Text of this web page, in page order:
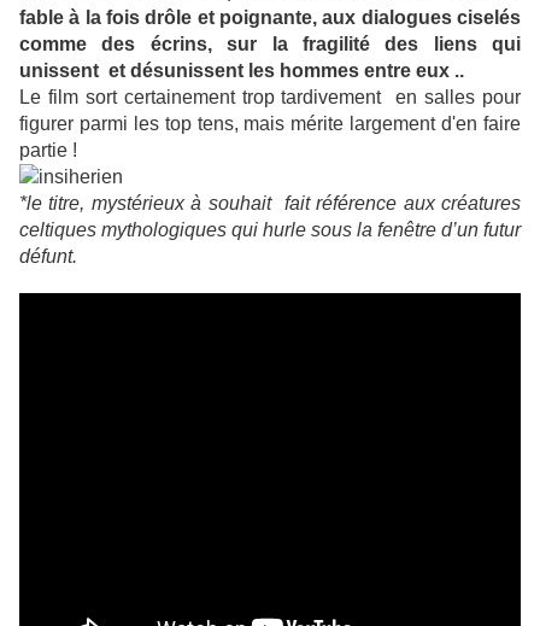
fable à la fois drôle et poignante, aux dialogues ciselés
comme des écrins, sur la fragilité des liens qui
unissent et désunissent les hommes entre eux ..
Le film sort certainement trop tardivement en salles pour
figurer parmi les top tens, mais mérite largement d'en faire
partie !
*le titre, mystérieux à souhait fait référence aux créatures
celtiques mythologiques qui hurle sous la fenêtre d’un futur
défunt.